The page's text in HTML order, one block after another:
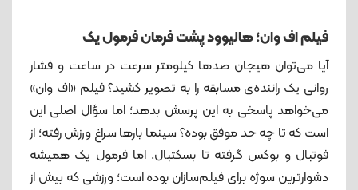
فیلم اف وان؛ هالیوود پشت فرمان فرمول یک
آیا می‌توان هیجان صدها کیلومتر سرعت در ساعت و فشار
روانی یک راننده‌ی مسابقه را به تصویر کشید؟ فیلم «اف وان»
می‌خواهد پاسخی به این پرسش بدهد؛ اما سؤال اصلی این
است که تا چه حد موفق بوده؟ سینما بارها سراغ ورزش رفته؛ از
فوتبال و بوکس گرفته تا بسکتبال. اما فرمول یک همیشه
دشوارترین سوژه برای فیلم‌سازان بوده است؛ ورزشی که بیش از